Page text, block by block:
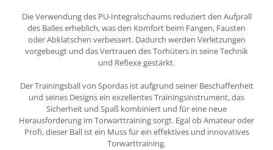
Die Verwendung des PU-Integralschaums reduziert den Aufprall
des Balles erheblich, was den Komfort beim Fangen, Fausten
oder Abklatschen verbessert. Dadurch werden Verletzungen
vorgebeugt und das Vertrauen des Torhüters in seine Technik
und Reflexe gestärkt.
Der Trainingsball von Spordas ist aufgrund seiner Beschaffenheit
und seines Designs ein exzellentes Trainingsinstrument, das
Sicherheit und Spaß kombiniert und für eine neue
Herausforderung im Torwarttraining sorgt. Egal ob Amateur oder
Profi, dieser Ball ist ein Muss für ein effektives und innovatives
Torwarttraining.